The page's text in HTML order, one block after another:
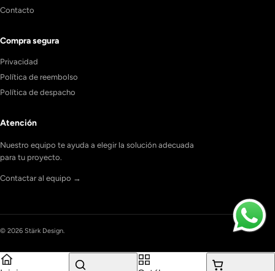
Contacto
Compra segura
Privacidad
Política de reembolso
Política de despacho
Atención
Nuestro equipo te ayuda a elegir la solución adecuada
para tu proyecto.
Contactar al equipo →
© 2026 Stärk Design.